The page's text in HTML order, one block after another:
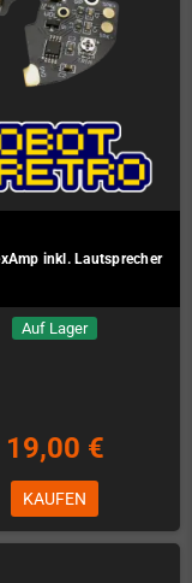
inkl. Lautsprecher
Auf Lager
19,00 €
KAUFEN